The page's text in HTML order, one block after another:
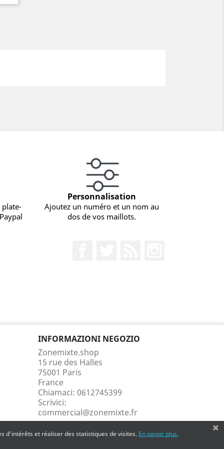
plate-
Personnalisation
Ajoutez un numéro et un nom au
dos de vos maillots.
INFORMAZIONI NEGOZIO
Zonemixte.shop
15 rue des Halles
75001 Paris
France
Chiamaci: 0612745399
Scrivici:
commercial@zonemixte.fr
d'intérêts et réaliser des statistiques de visites. En savoir plus.